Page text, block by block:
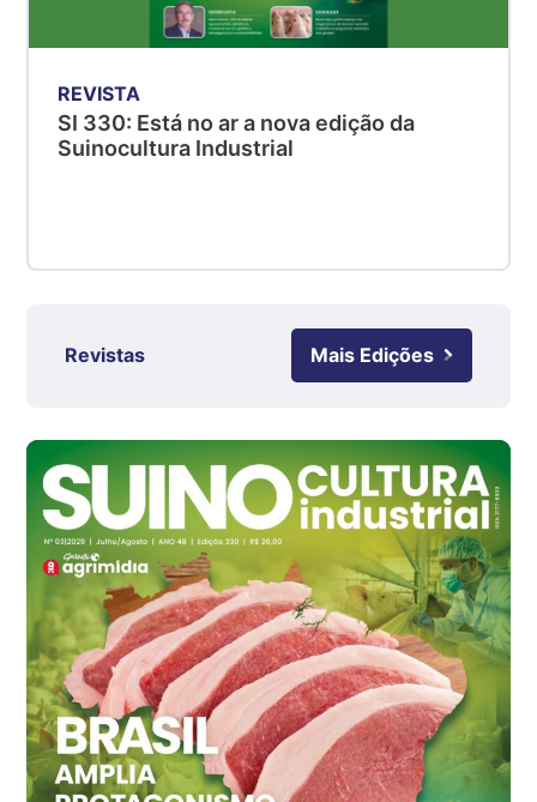
Suíno - Estadual
SC
R$ 4,48
Ovo Branco - Regional
cx
Ovo Branco - Regional
Branco
R$ 145,34
cx
Ovo Vermelho - Regional
Grande São Paulo (SP)
R$ 155,59
cx
Ovo Vermelho - Regional
Vermelho
R$ 159,31
REVISTA
SI 330: Está no ar a nova edição da
Suinocultura Industrial
Revistas Mais Edições